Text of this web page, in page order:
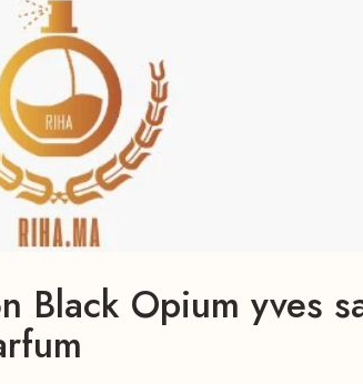
Black Opium yves